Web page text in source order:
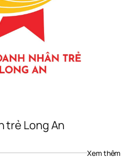
trẻ Long An
Xem thêm: